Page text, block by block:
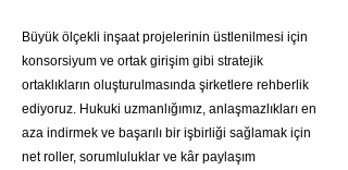
Büyük ölçekli inşaat projelerinin üstlenilmesi için
konsorsiyum ve ortak girişim gibi stratejik
ortaklıkların oluşturulmasında şirketlere rehberlik
ediyoruz. Hukuki uzmanlığımız, anlaşmazlıkları en
aza indirmek ve başarılı bir işbirliği sağlamak için
net roller, sorumluluklar ve kâr paylaşım